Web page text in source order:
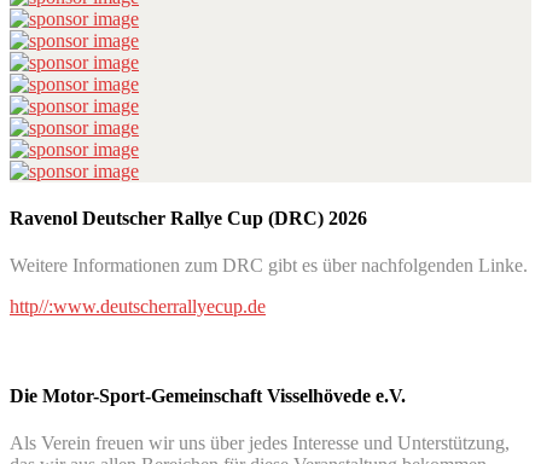
Ravenol Deutscher Rallye Cup (DRC) 2026
Weitere Informationen zum DRC gibt es über nachfolgenden Linke.
http//:www.deutscherrallyecup.de
Die Motor-Sport-Gemeinschaft Visselhövede e.V.
Als Verein freuen wir uns über jedes Interesse und Unterstützung,